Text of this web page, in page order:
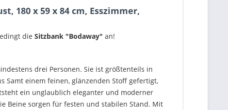
180 x 59 x 84 cm, Esszimmer,
die Sitzbank "Bodaway" an!
drei Personen. Sie ist größtenteils in
Samt einem feinen, glänzenden Stoff gefertigt,
ein unglaublich eleganter und moderner
Beine sorgen für festen und stabilen Stand. Mit